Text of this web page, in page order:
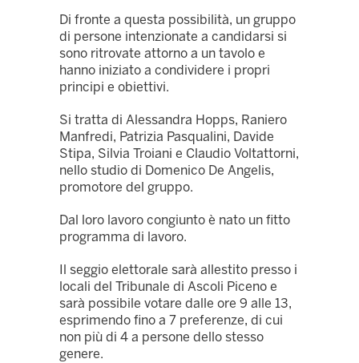
Di fronte a questa possibilità, un gruppo
di persone intenzionate a candidarsi si
sono ritrovate attorno a un tavolo e
hanno iniziato a condividere i propri
principi e obiettivi.
Si tratta di Alessandra Hopps, Raniero
Manfredi, Patrizia Pasqualini, Davide
Stipa, Silvia Troiani e Claudio Voltattorni,
nello studio di Domenico De Angelis,
promotore del gruppo.
Dal loro lavoro congiunto è nato un fitto
programma di lavoro.
Il seggio elettorale sarà allestito presso i
locali del Tribunale di Ascoli Piceno e
sarà possibile votare dalle ore 9 alle 13,
esprimendo fino a 7 preferenze, di cui
non più di 4 a persone dello stesso
genere.